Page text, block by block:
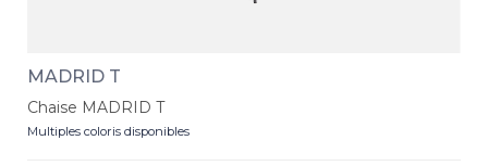
MADRID T
Chaise MADRID T
Multiples coloris disponibles